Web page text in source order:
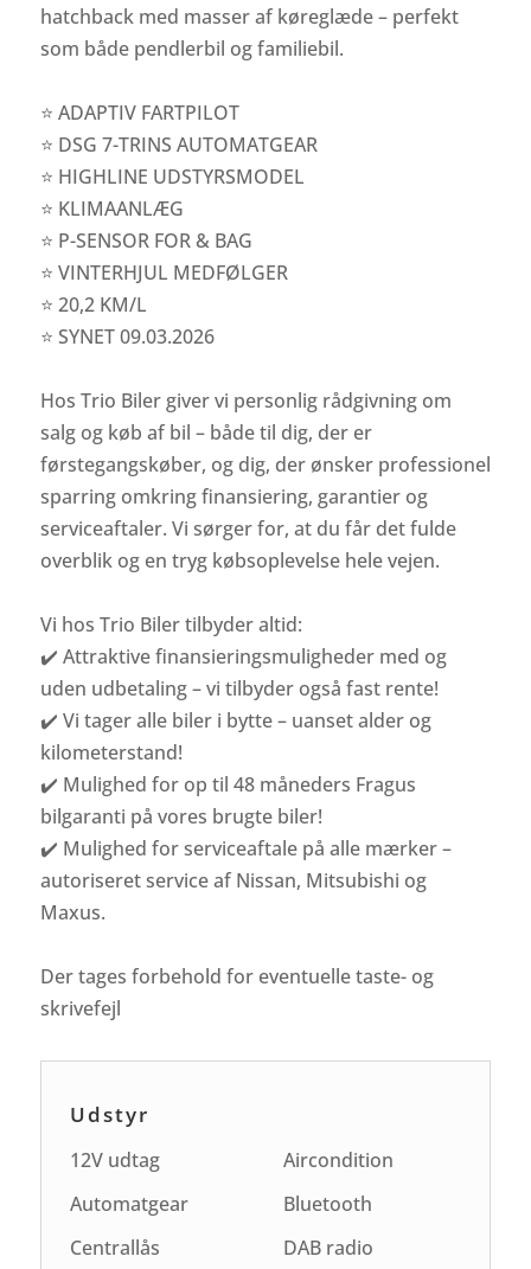
hatchback med masser af køreglæde – perfekt
som både pendlerbil og familiebil.
⭐ ADAPTIV FARTPILOT
⭐ DSG 7-TRINS AUTOMATGEAR
⭐ HIGHLINE UDSTYRSMODEL
⭐ KLIMAANLÆG
⭐ P-SENSOR FOR & BAG
⭐ VINTERHJUL MEDFØLGER
⭐ 20,2 KM/L
⭐ SYNET 09.03.2026
Hos Trio Biler giver vi personlig rådgivning om
salg og køb af bil – både til dig, der er
førstegangskøber, og dig, der ønsker professionel
sparring omkring finansiering, garantier og
serviceaftaler. Vi sørger for, at du får det fulde
overblik og en tryg købsoplevelse hele vejen.
Vi hos Trio Biler tilbyder altid:
✔️ Attraktive finansieringsmuligheder med og
uden udbetaling – vi tilbyder også fast rente!
✔️ Vi tager alle biler i bytte – uanset alder og
kilometerstand!
✔️ Mulighed for op til 48 måneders Fragus
bilgaranti på vores brugte biler!
✔️ Mulighed for serviceaftale på alle mærker –
autoriseret service af Nissan, Mitsubishi og
Maxus.
Der tages forbehold for eventuelle taste- og
skrivefejl
Udstyr
12V udtag
Aircondition
Automatgear
Bluetooth
Centrallås
DAB radio